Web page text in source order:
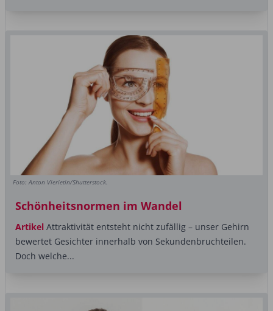
Foto: Anton Vierietin/Shutterstock.
Schönheitsnormen im Wandel
Artikel Attraktivität entsteht nicht zufällig – unser Gehirn
bewertet Gesichter innerhalb von Sekundenbruchteilen.
Doch welche...